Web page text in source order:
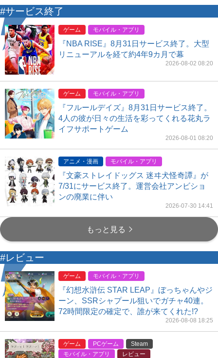
#サービス終了
ゲーム モバイル・アプリ
『NBA RISE』8月31日サービス終了。大型
リニューアルを経て約4年9カ月で幕
2026-08-02 08:20
ゲーム モバイル・アプリ
『フルールデイズ』8月31日サービス終了。
4人の彼が日々の生活を彩ってくれる花丸ラ
イフサポートゲーム
2026-08-01 08:20
アニメ・漫画 モバイル・アプリ
『文豪ストレイドッグス 迷ヰ犬怪奇譚』が
7/31にサービス終了。運営会社アンビショ
ンの廃業に伴い
2026-07-30 14:41
もっと見る
#レビュー
ゲーム モバイル・アプリ
『幻想水滸伝 STAR LEAP』ぼっちゃんやジ
ーン、SSRシャプール狙いでガチャ40連。
72時間限定の確定で、誰が来てくれた!?
2026-08-08 18:25
ゲーム PCゲーム
Steam
モバイル・アプリ
レビュー